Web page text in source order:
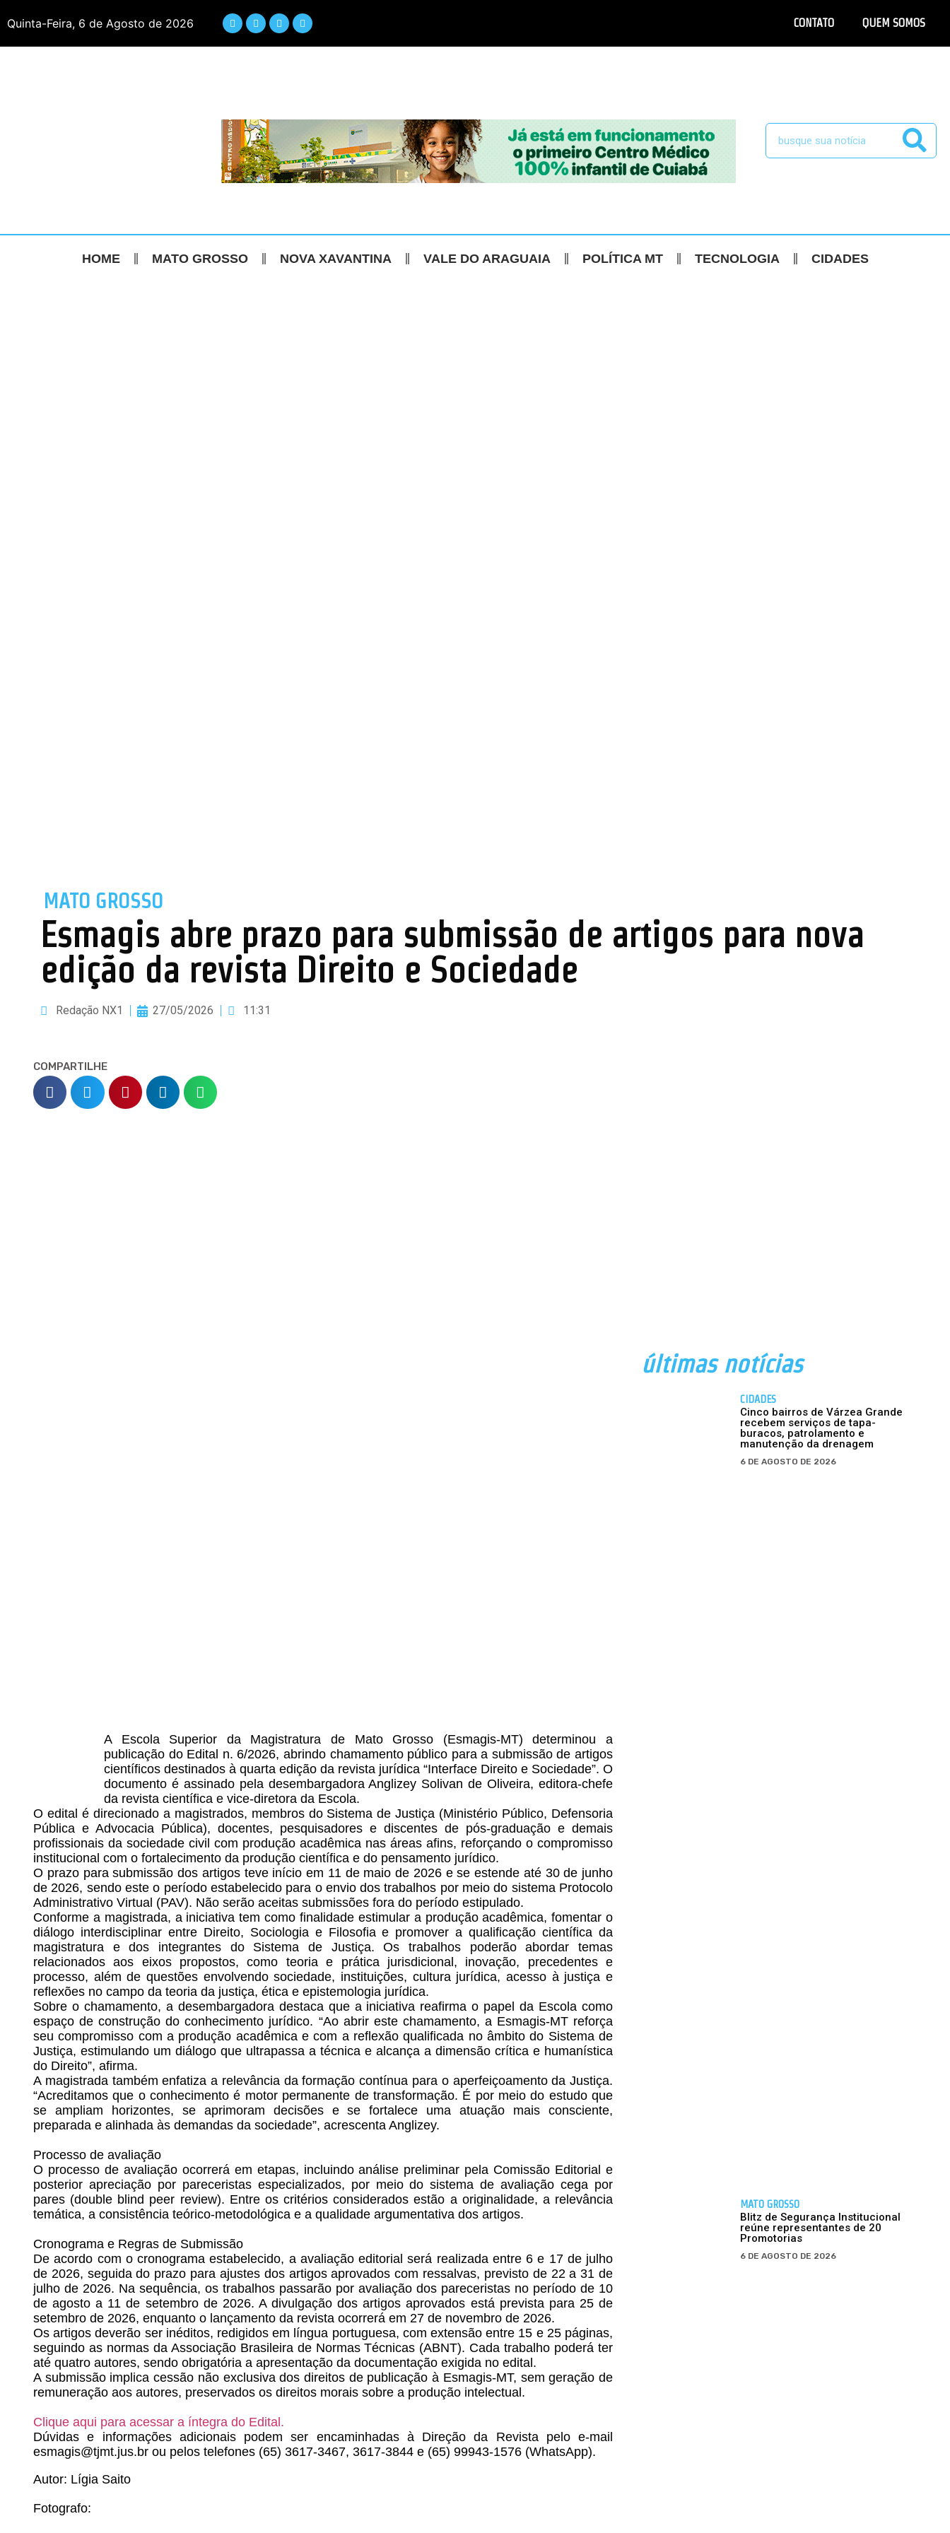
Quinta-Feira, 6 de Agosto de 2026 CONTATO QUEM SOMOS
HOME MATO GROSSO NOVA XAVANTINA VALE DO ARAGUAIA POLÍTICA MT TECNOLOGIA CIDADES
MATO GROSSO
Esmagis abre prazo para submissão de artigos para nova
edição da revista Direito e Sociedade
Redação NX1 27/05/2026 11:31
COMPARTILHE
A Escola Superior da Magistratura de Mato Grosso (Esmagis-MT) determinou a
publicação do Edital n. 6/2026, abrindo chamamento público para a submissão de artigos
científicos destinados à quarta edição da revista jurídica “Interface Direito e Sociedade”. O
documento é assinado pela desembargadora Anglizey Solivan de Oliveira, editora-chefe
da revista científica e vice-diretora da Escola.
O edital é direcionado a magistrados, membros do Sistema de Justiça (Ministério Público, Defensoria
Pública e Advocacia Pública), docentes, pesquisadores e discentes de pós-graduação e demais
profissionais da sociedade civil com produção acadêmica nas áreas afins, reforçando o compromisso
institucional com o fortalecimento da produção científica e do pensamento jurídico.
O prazo para submissão dos artigos teve início em 11 de maio de 2026 e se estende até 30 de junho
de 2026, sendo este o período estabelecido para o envio dos trabalhos por meio do sistema Protocolo
Administrativo Virtual (PAV). Não serão aceitas submissões fora do período estipulado.
Conforme a magistrada, a iniciativa tem como finalidade estimular a produção acadêmica, fomentar o
diálogo interdisciplinar entre Direito, Sociologia e Filosofia e promover a qualificação científica da
magistratura e dos integrantes do Sistema de Justiça. Os trabalhos poderão abordar temas
relacionados aos eixos propostos, como teoria e prática jurisdicional, inovação, precedentes e
processo, além de questões envolvendo sociedade, instituições, cultura jurídica, acesso à justiça e
reflexões no campo da teoria da justiça, ética e epistemologia jurídica.
Sobre o chamamento, a desembargadora destaca que a iniciativa reafirma o papel da Escola como
espaço de construção do conhecimento jurídico. “Ao abrir este chamamento, a Esmagis-MT reforça
seu compromisso com a produção acadêmica e com a reflexão qualificada no âmbito do Sistema de
Justiça, estimulando um diálogo que ultrapassa a técnica e alcança a dimensão crítica e humanística
do Direito”, afirma.
A magistrada também enfatiza a relevância da formação contínua para o aperfeiçoamento da Justiça.
“Acreditamos que o conhecimento é motor permanente de transformação. É por meio do estudo que
se ampliam horizontes, se aprimoram decisões e se fortalece uma atuação mais consciente,
preparada e alinhada às demandas da sociedade”, acrescenta Anglizey.
Processo de avaliação
O processo de avaliação ocorrerá em etapas, incluindo análise preliminar pela Comissão Editorial e
posterior apreciação por pareceristas especializados, por meio do sistema de avaliação cega por
pares (double blind peer review). Entre os critérios considerados estão a originalidade, a relevância
temática, a consistência teórico-metodológica e a qualidade argumentativa dos artigos.
Cronograma e Regras de Submissão
De acordo com o cronograma estabelecido, a avaliação editorial será realizada entre 6 e 17 de julho
de 2026, seguida do prazo para ajustes dos artigos aprovados com ressalvas, previsto de 22 a 31 de
julho de 2026. Na sequência, os trabalhos passarão por avaliação dos pareceristas no período de 10
de agosto a 11 de setembro de 2026. A divulgação dos artigos aprovados está prevista para 25 de
setembro de 2026, enquanto o lançamento da revista ocorrerá em 27 de novembro de 2026.
Os artigos deverão ser inéditos, redigidos em língua portuguesa, com extensão entre 15 e 25 páginas,
seguindo as normas da Associação Brasileira de Normas Técnicas (ABNT). Cada trabalho poderá ter
até quatro autores, sendo obrigatória a apresentação da documentação exigida no edital.
A submissão implica cessão não exclusiva dos direitos de publicação à Esmagis-MT, sem geração de
remuneração aos autores, preservados os direitos morais sobre a produção intelectual.
Clique aqui para acessar a íntegra do Edital.
Dúvidas e informações adicionais podem ser encaminhadas à Direção da Revista pelo e-mail
esmagis@tjmt.jus.br ou pelos telefones (65) 3617-3467, 3617-3844 e (65) 99943-1576 (WhatsApp).
Autor: Lígia Saito
Fotografo:
últimas notícias
CIDADES
Cinco bairros de Várzea Grande
recebem serviços de tapa-
buracos, patrolamento e
manutenção da drenagem
6 DE AGOSTO DE 2026
MATO GROSSO
Blitz de Segurança Institucional
reúne representantes de 20
Promotorias
6 DE AGOSTO DE 2026